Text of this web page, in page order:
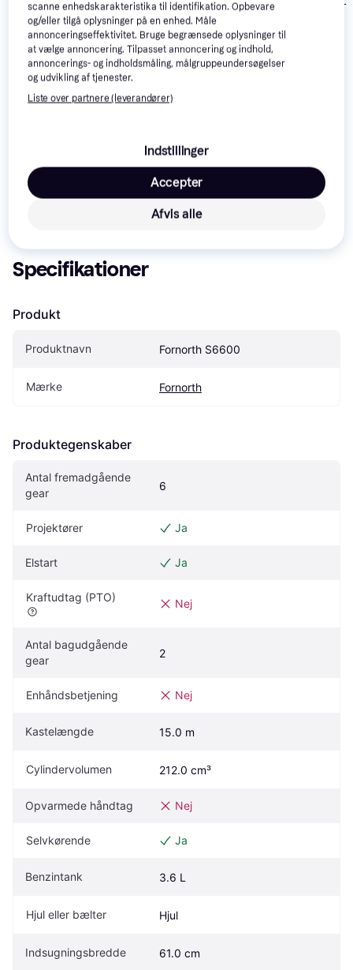
Fornorth S5500
7.490 kr.
Eller 3 betalinger af
2.497 kr.
Cub Cadet XS3 71
SWE
20.509 kr. 8.234 kr.
den bedste pris lige nu blandt 2 butikker.
Sammenlign:
Fornorth Sneslynger
Specifikationer
Produkt
Produktnavn Fornorth S6600
Mærke Fornorth
Produktegenskaber
Antal fremadgående
gear
6
Projektører Ja
Elstart Ja
Kraftudtag (PTO) Nej
Antal bagudgående
gear
2
Enhåndsbetjening Nej
Kastelængde 15.0 m
Cylindervolumen 212.0 cm³
Opvarmede håndtag Nej
Selvkørende Ja
Benzintank 3.6 L
Hjul eller bælter Hjul
Indsugningsbredde 61.0 cm
scanne enhedskarakteristika til identifikation. Opbevare
og/eller tilgå oplysninger på en enhed. Måle
annonceringseffektivitet. Bruge begrænsede oplysninger til
at vælge annoncering. Tilpasset annoncering og indhold,
annoncerings- og indholdsmåling, målgruppeundersøgelser
og udvikling af tjenester.
Liste over partnere (leverandører)
Indstillinger
Afvis alle
Accepter